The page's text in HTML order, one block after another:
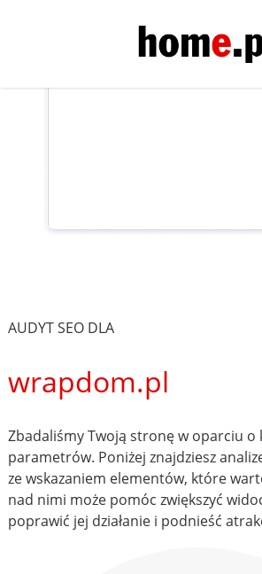
AUDYT SEO DLA
wrapdom.pl
Zbadaliśmy Twoją stronę w oparciu o
parametrów. Poniżej znajdziesz
ze wskazaniem elementów, które
nad nimi może pomóc zwiększyć
poprawić jej działanie i podnieść